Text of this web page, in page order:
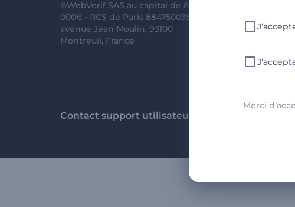
©WebVerif SAS au capital de 851
000€ • RCS de Paris 884750035 17
avenue Jean Moulin, 93100
Montreuil, France
Mentions
CGV
Contact support utilisateurs
Merci